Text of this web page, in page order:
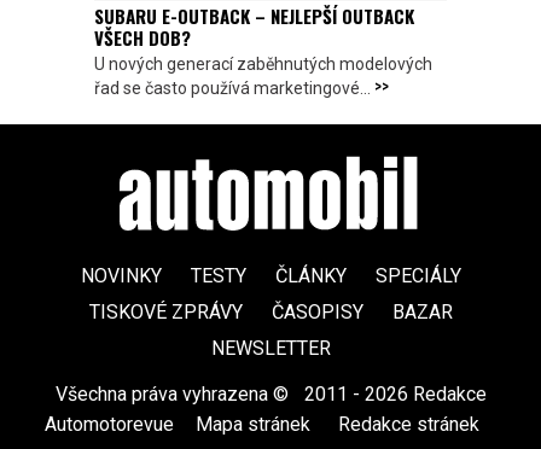
SUBARU E-OUTBACK – NEJLEPŠÍ OUTBACK
VŠECH DOB?
U nových generací zaběhnutých modelových
řad se často používá marketingové... >>
NOVINKY TESTY ČLÁNKY
SPECIÁLY
TISKOVÉ ZPRÁVY
ČASOPISY
BAZAR
NEWSLETTER
Všechna práva vyhrazena ©
2011 - 2026 Redakce
Automotorevue
Mapa stránek Redakce stránek